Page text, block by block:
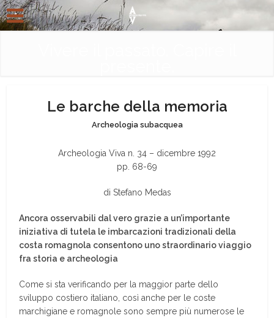
Le barche della memoria
Archeologia subacquea
Archeologia Viva n. 34 – dicembre 1992
pp. 68-69
di Stefano Medas
Ancora osservabili dal vero grazie a un’importante
iniziativa di tutela le imbarcazioni tradizionali della
costa romagnola consentono uno straordinario viaggio
fra storia e archeologia
Come si sta verificando per la maggior parte dello
sviluppo costiero italiano, così anche per le coste
marchigiane e romagnole sono sempre più numerose le